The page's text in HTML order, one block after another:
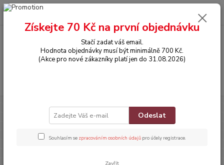
0,00 Kč
OBLEČENÍ Džíny
Džíny
Získejte 70 Kč na první objednávku
Stačí zadat váš email.
Hodnota objednávky musí být minimálně 700 Kč.
(Akce pro nové zákazníky platí jen do 31.08.2026)
Odeslat
Souhlasím se zpracováním osobních údajů pro účely registrace.
Zavřít